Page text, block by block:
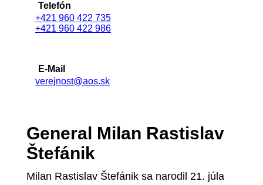
Telefón
+421 960 422 735
+421 960 422 986
E-Mail
verejnost@aos.sk
General Milan Rastislav
Štefánik
Milan Rastislav Štefánik sa narodil 21. júla